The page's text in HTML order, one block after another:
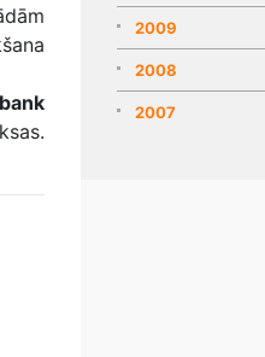
2009
2008
2007